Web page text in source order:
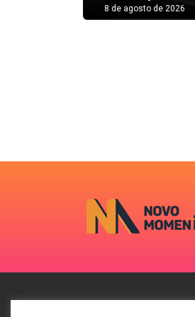
8 de agosto de 2026